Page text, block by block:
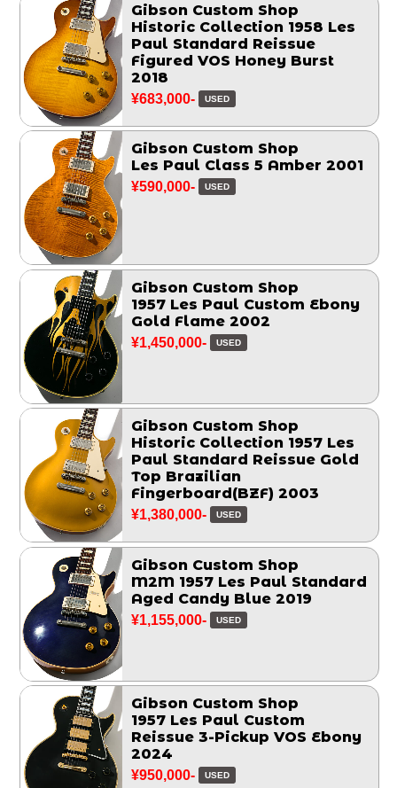
Gibson Custom Shop
Historic Collection 1958 Les
Paul Standard Reissue
Figured VOS Honey Burst
2018
¥683,000- USED
Gibson Custom Shop
Les Paul Class 5 Amber 2001
¥590,000- USED
Gibson Custom Shop
1957 Les Paul Custom Ebony
Gold Flame 2002
¥1,450,000- USED
Gibson Custom Shop
Historic Collection 1957 Les
Paul Standard Reissue Gold
Top Brazilian
Fingerboard(BZF) 2003
¥1,380,000- USED
Gibson Custom Shop
M2M 1957 Les Paul Standard
Aged Candy Blue 2019
¥1,155,000- USED
Gibson Custom Shop
1957 Les Paul Custom
Reissue 3-Pickup VOS Ebony
2024
¥950,000- USED